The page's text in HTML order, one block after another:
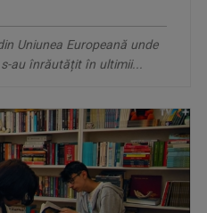
Uniunea Europeană unde
au înrăutățit în ultimii...